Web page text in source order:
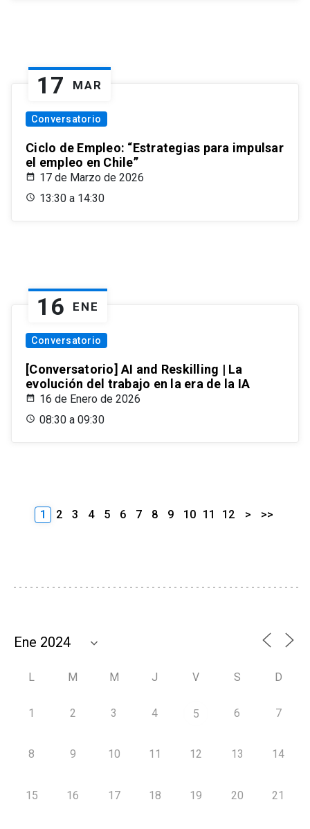
17 MAR
Conversatorio
Ciclo de Empleo: “Estrategias para impulsar
el empleo en Chile”
17 de Marzo de 2026
13:30 a 14:30
16 ENE
Conversatorio
[Conversatorio] AI and Reskilling | La
evolución del trabajo en la era de la IA
16 de Enero de 2026
08:30 a 09:30
1 2 3 4 5 6 7 8 9 10 11 12 > >>
L M M J V S D
1 2 3 4 5 6 7
8 9 10 11 12 13 14
15 16 17 18 19 20 21